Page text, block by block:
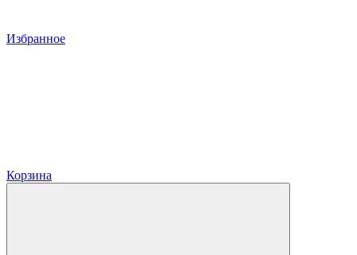
Избранное
Корзина